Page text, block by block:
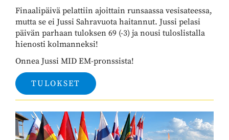
Finaalipäivä pelattiin ajoittain runsaassa vesisateessa,
mutta se ei Jussi Sahravuota haitannut. Jussi pelasi
päivän parhaan tuloksen 69 (-3) ja nousi tuloslistalla
hienosti kolmanneksi!
Onnea Jussi MID EM-pronssista!
TULOKSET